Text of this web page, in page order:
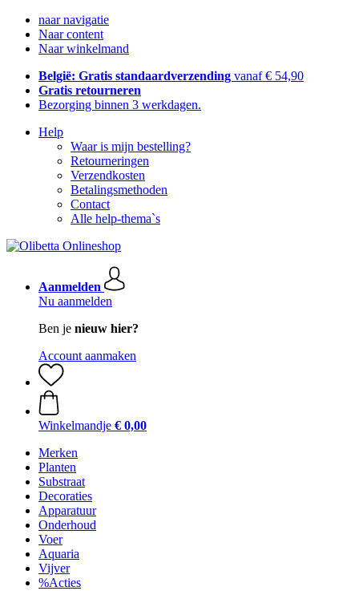
naar navigatie
Naar content
Naar winkelmand
België: Gratis standaardverzending vanaf € 54,90
Gratis retourneren
Bezorging binnen 3 werkdagen.
Help
Waar is mijn bestelling?
Retourneringen
Verzendkosten
Betalingsmethoden
Contact
Alle help-thema`s
Aanmelden
Nu aanmelden
Ben je nieuw hier?
Account aanmaken
Winkelmandje € 0,00
Merken
Planten
Substraat
Decoraties
Apparatuur
Onderhoud
Voer
Aquaria
Vijver
%Acties